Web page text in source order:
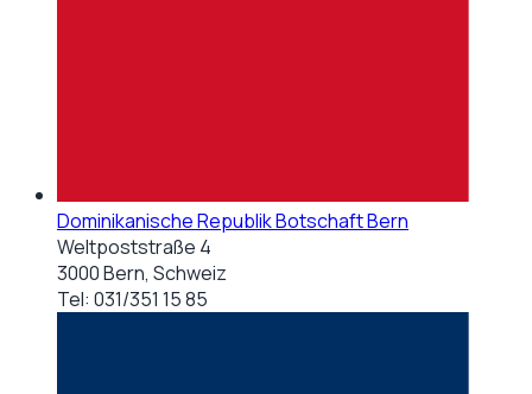
Dominikanische Republik Botschaft Bern
Weltpoststraße 4
3000 Bern, Schweiz
Tel: 031/351 15 85